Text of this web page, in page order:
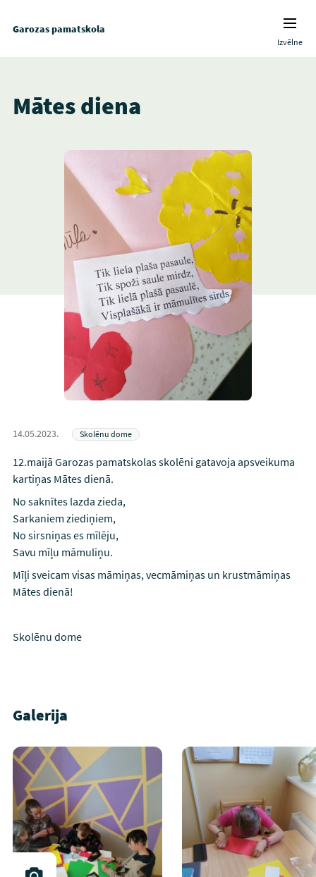
Garozas pamatskola
Izvēlne
Mātes diena
14.05.2023. Skolēnu dome
12.maijā Garozas pamatskolas skolēni gatavoja apsveikuma
kartiņas Mātes dienā.
No saknītes lazda zieda,
Sarkaniem ziediņiem,
No sirsniņas es mīlēju,
Savu mīļu māmuliņu.
Mīļi sveicam visas māmiņas, vecmāmiņas un krustmāmiņas
Mātes dienā!
Skolēnu dome
Galerija